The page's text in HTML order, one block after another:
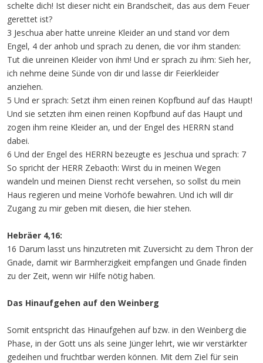
schelte dich! Ist dieser nicht ein Brandscheit, das aus dem Feuer
gerettet ist?
3 Jeschua aber hatte unreine Kleider an und stand vor dem
Engel, 4 der anhob und sprach zu denen, die vor ihm standen:
Tut die unreinen Kleider von ihm! Und er sprach zu ihm: Sieh her,
ich nehme deine Sünde von dir und lasse dir Feierkleider
anziehen.
5 Und er sprach: Setzt ihm einen reinen Kopfbund auf das Haupt!
Und sie setzten ihm einen reinen Kopfbund auf das Haupt und
zogen ihm reine Kleider an, und der Engel des HERRN stand
dabei.
6 Und der Engel des HERRN bezeugte es Jeschua und sprach: 7
So spricht der HERR Zebaoth: Wirst du in meinen Wegen
wandeln und meinen Dienst recht versehen, so sollst du mein
Haus regieren und meine Vorhöfe bewahren. Und ich will dir
Zugang zu mir geben mit diesen, die hier stehen.
Hebräer 4,16:
16 Darum lasst uns hinzutreten mit Zuversicht zu dem Thron der
Gnade, damit wir Barmherzigkeit empfangen und Gnade finden
zu der Zeit, wenn wir Hilfe nötig haben.
Das Hinaufgehen auf den Weinberg
Somit entspricht das Hinaufgehen auf bzw. in den Weinberg die
Phase, in der Gott uns als seine Jünger lehrt, wie wir verstärkter
gedeihen und fruchtbar werden können. Mit dem Ziel für sein